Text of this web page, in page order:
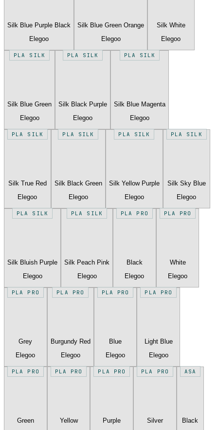
Silk Blue Purple Black
Elegoo
Silk Blue Green Orange
Elegoo
Silk White
Elegoo
PLA SILK
Silk Blue Green
Elegoo
PLA SILK
Silk Black Purple
Elegoo
PLA SILK
Silk Blue Magenta
Elegoo
PLA SILK
Silk True Red
Elegoo
PLA SILK
Silk Black Green
Elegoo
PLA SILK
Silk Yellow Purple
Elegoo
PLA SILK
Silk Sky Blue
Elegoo
PLA SILK
Silk Bluish Purple
Elegoo
PLA SILK
Silk Peach Pink
Elegoo
PLA PRO
Black
Elegoo
PLA PRO
White
Elegoo
PLA PRO
Grey
Elegoo
PLA PRO
Burgundy Red
Elegoo
PLA PRO
Blue
Elegoo
PLA PRO
Light Blue
Elegoo
PLA PRO
Green
PLA PRO
Yellow
PLA PRO
Purple
PLA PRO
Silver
ASA
Black